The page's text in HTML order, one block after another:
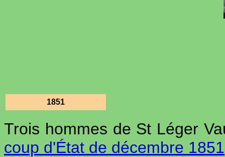
1851
Trois hommes de St Léger
coup d'État de décembre 1851